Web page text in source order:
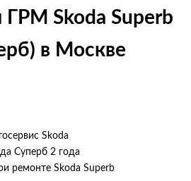
ГРМ Skoda Superb
в Москве
Skoda
Суперб 2 года
ремонте Skoda Superb